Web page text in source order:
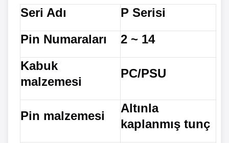
Seri Adı
P Serisi
Pin Numaraları
2 ~ 14
Kabuk
malzemesi
PC/PSU
Pin malzemesi
Altınla
kaplanmış tunç